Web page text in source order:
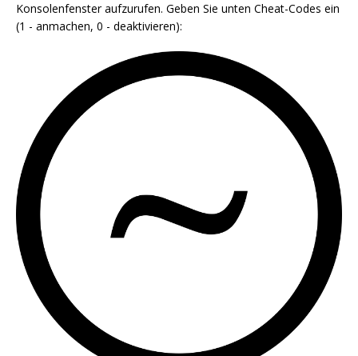
Konsolenfenster aufzurufen. Geben Sie unten Cheat-Codes ein
(1 - anmachen, 0 - deaktivieren):